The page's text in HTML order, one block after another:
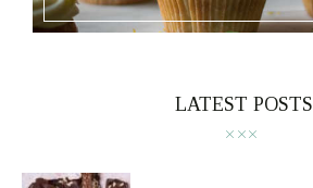
LATEST POSTS